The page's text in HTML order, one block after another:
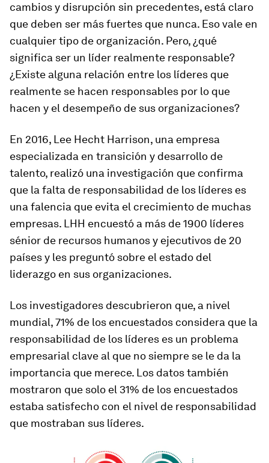
cambios y disrupción sin precedentes, está claro
que deben ser más fuertes que nunca. Eso vale en
cualquier tipo de organización. Pero, ¿qué
significa ser un líder realmente responsable?
¿Existe alguna relación entre los líderes que
realmente se hacen responsables por lo que
hacen y el desempeño de sus organizaciones?
En 2016, Lee Hecht Harrison, una empresa
especializada en transición y desarrollo de
talento, realizó una investigación que confirma
que la falta de responsabilidad de los líderes es
una falencia que evita el crecimiento de muchas
empresas. LHH encuestó a más de 1900 líderes
sénior de recursos humanos y ejecutivos de 20
países y les preguntó sobre el estado del
liderazgo en sus organizaciones.
Los investigadores descubrieron que, a nivel
mundial, 71% de los encuestados considera que la
responsabilidad de los líderes es un problema
empresarial clave al que no siempre se le da la
importancia que merece. Los datos también
mostraron que solo el 31% de los encuestados
estaba satisfecho con el nivel de responsabilidad
que mostraban sus líderes.